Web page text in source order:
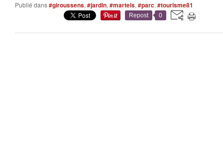
Publié dans#giroussens, #jardin, #martels, #parc, #tourisme81
Repost 0